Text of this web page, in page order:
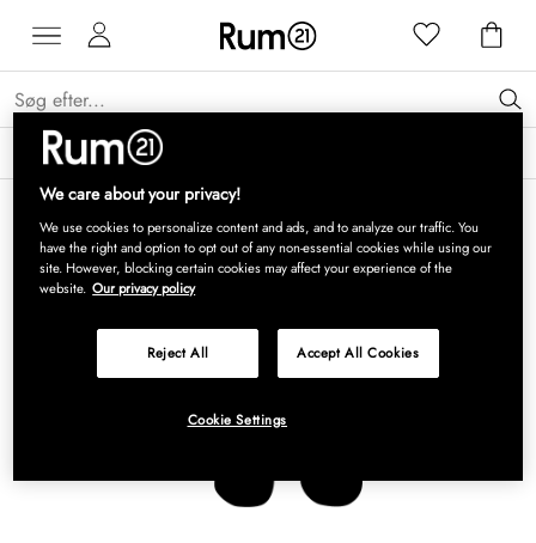
Få 15 % på Grythyttan Stålmöbler* →
We care about your privacy!
We use cookies to personalize content and ads, and to analyze our traffic. You
have the right and option to opt out of any non-essential cookies while using our
site. However, blocking certain cookies may affect your experience of the
website. Our privacy policy
Reject All Accept All Cookies
Cookie Settings